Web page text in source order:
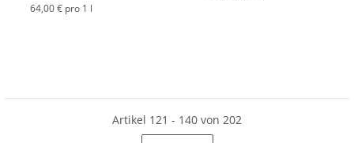
64,00 € pro 1 l
Artikel 121 - 140 von 202